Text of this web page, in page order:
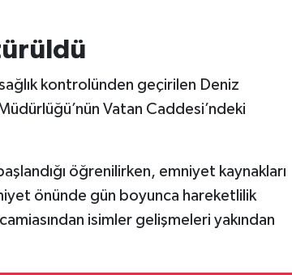
kontrolünden geçirilen Deniz
Vatan Caddesi’ndeki
öğrenilirken, emniyet kaynakları
önünde gün boyunca hareketlilik
isimler gelişmeleri yakından